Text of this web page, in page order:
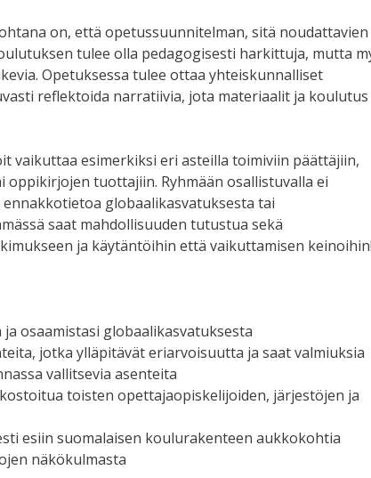
on, että opetussuunnitelman, sitä noudattavien
tulee olla pedagogisesti harkittuja, mutta
Opetuksessa tulee ottaa yhteiskunnalliset
reflektoida narratiivia, jota materiaalit ja koulutus
vaikuttaa esimerkiksi eri asteilla toimiviin päättäjiin,
tuottajiin. Ryhmään osallistuvalla ei
globaalikasvatuksesta tai
saat mahdollisuuden tutustua sekä
ja käytäntöihin että vaikuttamisen keinoihin!
osaamistasi globaalikasvatuksesta
jotka ylläpitävät eriarvoisuutta ja saat valmiuksia
vallitsevia asenteita
toisten opettajaopiskelijoiden, järjestöjen ja
esiin suomalaisen koulurakenteen aukkokohtia
näkökulmasta